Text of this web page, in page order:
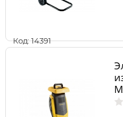
Код: 14391